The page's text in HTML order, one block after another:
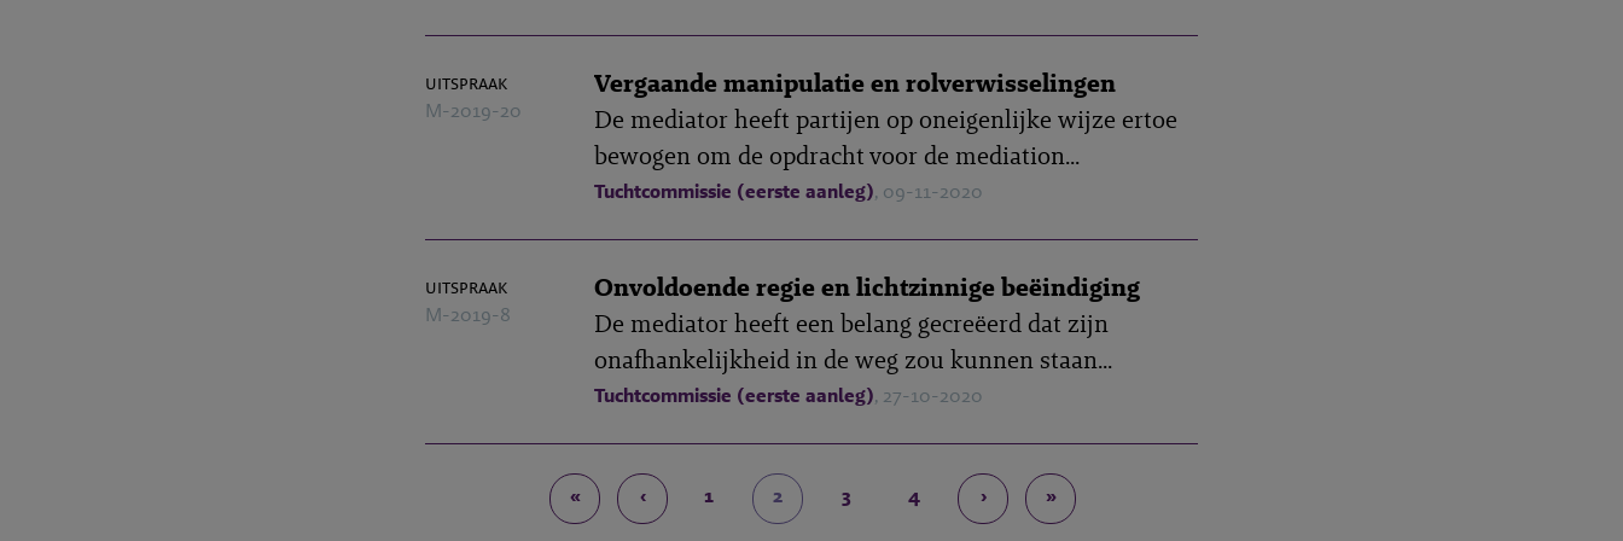
uitspraak
M-2019-20
Vergaande manipulatie en rolverwisselingen
De mediator heeft partijen op oneigenlijke wijze ertoe
bewogen om de opdracht voor de mediation...
Tuchtcommissie (eerste aanleg), 09-11-2020
uitspraak
M-2019-8
Onvoldoende regie en lichtzinnige beëindiging
De mediator heeft een belang gecreëerd dat zijn
onafhankelijkheid in de weg zou kunnen staan...
Tuchtcommissie (eerste aanleg), 27-10-2020
« ‹ 1 2 3 4 › »